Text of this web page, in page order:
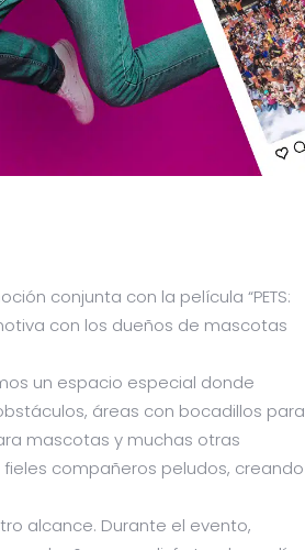
conjunta con la película “PETS:
con los dueños de mascotas
un espacio especial donde
áreas con bocadillos para
mascotas y muchas otras
compañeros peludos, creando
alcance. Durante el evento,